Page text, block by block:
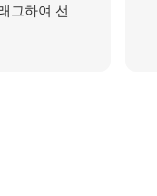
그하여 선